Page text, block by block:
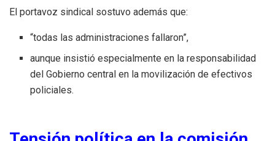
El portavoz sindical sostuvo además que:
“todas las administraciones fallaron”,
aunque insistió especialmente en la responsabilidad
del Gobierno central en la movilización de efectivos
policiales.